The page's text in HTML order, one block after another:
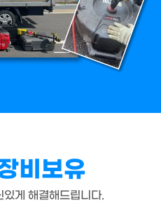
비보유
게 해결해드립니다.